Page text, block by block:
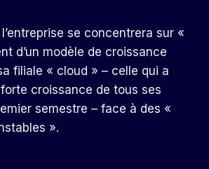
se concentrera sur «
d’un modèle de croissance
filiale « cloud » – celle qui a
croissance de tous ses
semestre – face à des «
».